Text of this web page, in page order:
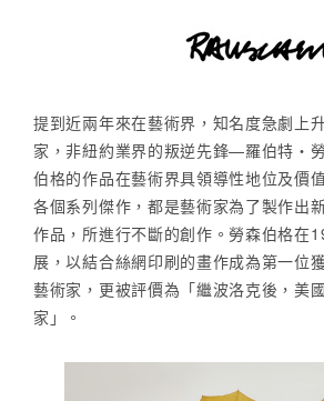
提到近兩年來在藝術界，知名度急劇上
家，非紐約業界的叛逆先鋒—羅伯特‧
伯格的作品在藝術界具領導性地位及價
各個系列傑作，都是藝術家為了製作出
作品，所進行不斷的創作。勞森伯格在
展，以結合絲網印刷的畫作成為第一位
藝術家，更被評價為「繼波洛克後，美
家」。